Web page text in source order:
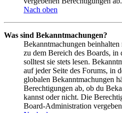
Nach oben
Was sind Bekanntmachungen?
Bekanntmachungen
zu dem Bereich des Boards,
solltest sie stets lesen.
auf jeder Seite des Forums, in
globalen Bekanntmachungen
Berechtigungen ab, ob du
kannst oder nicht. Die
Board-Administration